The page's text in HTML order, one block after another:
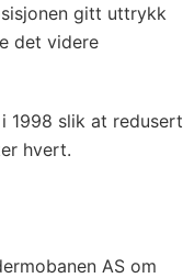
gitt uttrykk
det videre
1998 slik at redusert
hvert.
AS om